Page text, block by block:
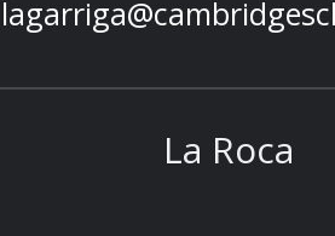
La Roca